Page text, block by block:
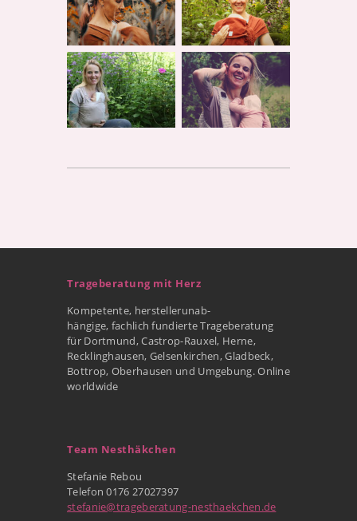
Trageberatung mit Herz
Kompetente, herstellerunab-
hängige, fachlich fundierte Trageberatung
für Dortmund, Castrop-Rauxel, Herne,
Recklinghausen, Gelsenkirchen, Gladbeck,
Bottrop, Oberhausen und Umgebung. Online
worldwide
Team Nesthäkchen
Stefanie Rebou
Telefon 0176 27027397
stefanie@trageberatung-nesthaekchen.de